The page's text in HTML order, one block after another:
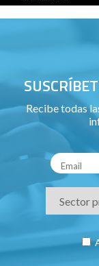
Recibe todas